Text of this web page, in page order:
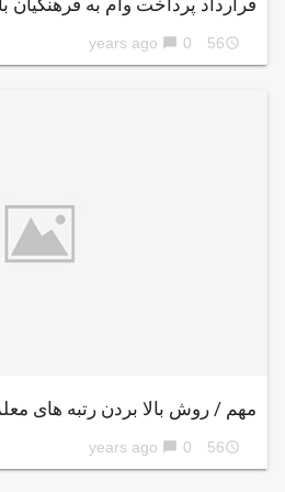
قرارداد پرداخت وام به فرهنگیان
access_time
56 years ago
chat_bubble 0
مهم / روش بالا بردن رتبه های
access_time
56 years ago
chat_bubble 0